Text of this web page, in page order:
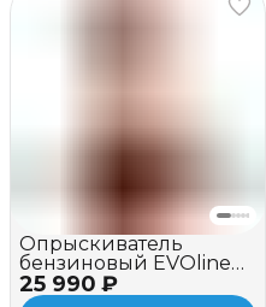
25 990 ₽
Опрыскиватель
бензиновый EVOline
MBG 54 Plus